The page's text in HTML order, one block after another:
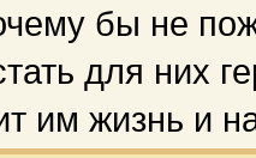
бы не
для них
им жизнь и